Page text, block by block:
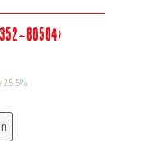
80504)
25.5%